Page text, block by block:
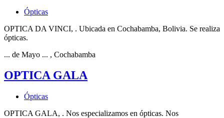
Ópticas
OPTICA DA VINCI, . Ubicada en Cochabamba, Bolivia. Se realiza
ópticas.
... de Mayo ... , Cochabamba
OPTICA GALA
Ópticas
OPTICA GALA, . Nos especializamos en ópticas. Nos